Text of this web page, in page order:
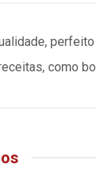
como